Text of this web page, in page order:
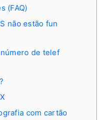
(FAQ)
não estão fun
de telef
com cartão